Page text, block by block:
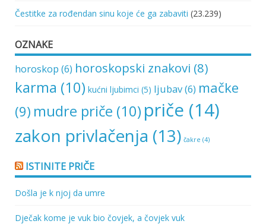
Čestitke za rođendan sinu koje će ga zabaviti (23.239)
OZNAKE
horoskop (6) horoskopski znakovi (8)
karma (10) kućni ljubimci (5) ljubav(6) mačke
(9) mudre priče (10) priče (14)
zakon privlačenja (13) čakre (4)
ISTINITE PRIČE
Došla je k njoj da umre
Dječak kome je vuk bio čovjek, a čovjek vuk